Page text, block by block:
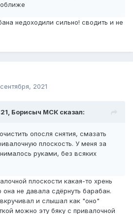
недоходили сильно! сводить и не
2021
Борисыч МСК сказал:
опосля снятия, смазать
плоскость. У меня за
руками, без всяких
плоскости какая-то хрень
не давала сдёрнуть барабан.
и слышал как "оно"
можно эту бяку с привалочной